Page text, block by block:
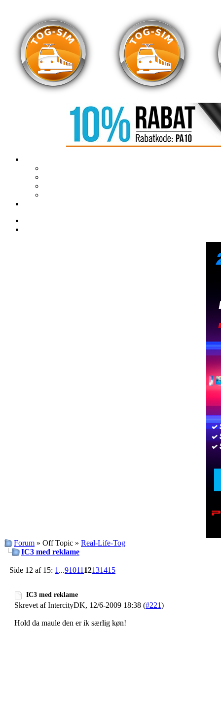
Forum » Off Topic » Real-Life-Tog
IC3 med reklame
Side 12 af 15: 1 ...91011 12131415
IC3 med reklame
Skrevet af IntercityDK, 12/6-2009 18:38 (#221)
Hold da maule den er ik særlig køn!